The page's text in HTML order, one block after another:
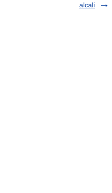
alcali